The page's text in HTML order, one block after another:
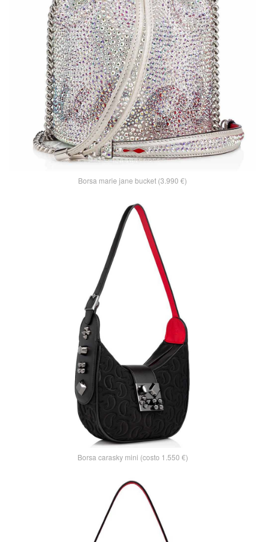
Borsa marie jane bucket (3.990 €)
Borsa carasky mini (costo 1.550 €)